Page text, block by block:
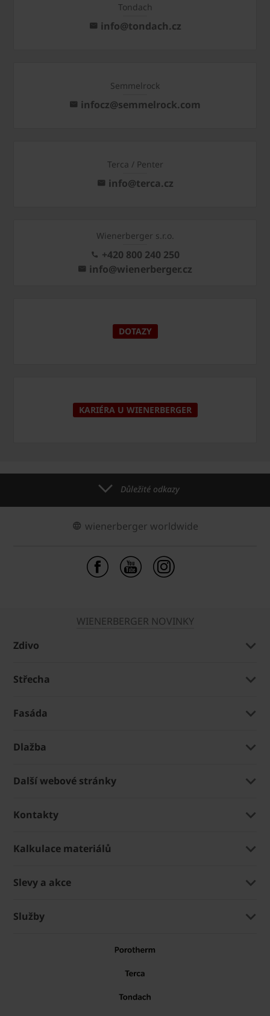
Tondach
info@tondach.cz
Semmelrock
infocz@semmelrock.com
Terca / Penter
info@terca.cz
Wienerberger s.r.o.
+420 800 240 250
info@wienerberger.cz
DOTAZY
KARIÉRA U WIENERBERGER
Důležité odkazy
wienerberger worldwide
WIENERBERGER NOVINKY
Zdivo
Střecha
Fasáda
Dlažba
Další webové stránky
Kontakty
Kalkulace materiálů
Slevy a akce
Služby